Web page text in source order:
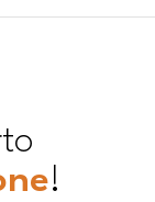
!